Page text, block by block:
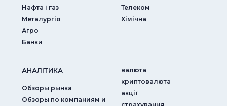
Нафта і газ
Металургія
Агро
Банки
Телеком
Хімічна
АНАЛIТИКА
Обзоры рынка
Обзоры по компаниям и
валюта
криптовалюта
акції